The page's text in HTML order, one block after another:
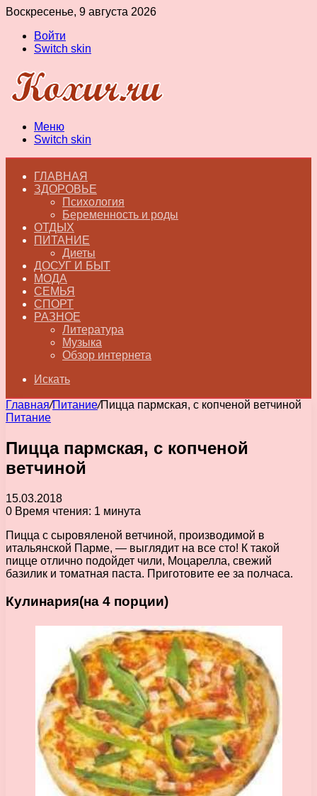
Воскресенье, 9 августа 2026
Войти
Switch skin
Меню
Switch skin
ГЛАВНАЯ
ЗДОРОВЬЕ
Психология
Беременность и роды
ОТДЫХ
ПИТАНИЕ
Диеты
ДОСУГ И БЫТ
МОДА
СЕМЬЯ
СПОРТ
РАЗНОЕ
Литература
Музыка
Обзор интернета
Искать
Главная/Питание/Пицца пармская, с копченой ветчиной
Питание
Пицца пармская, с копченой
ветчиной
15.03.2018
0 Время чтения: 1 минута
Пицца с сыровяленой ветчиной, производимой в
итальянской Парме, — выглядит на все сто! К такой
пицце отлично подойдет чили, Моцарелла, свежий
базилик и томатная паста. Приготовите ее за полчаса.
Кулинария(на 4 порции)